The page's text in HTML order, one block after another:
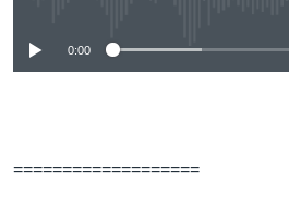
0:00
===================